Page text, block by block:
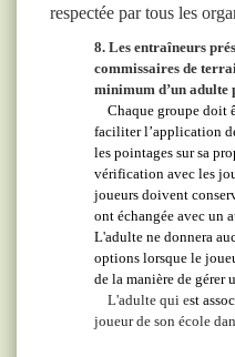
respectée par tous les
8. Les entraîneurs
commissaires de
minimum d’un adulte
Chaque groupe doit
faciliter l’application
les pointages sur sa
vérification avec les
joueurs doivent
ont échangée avec un
L'adulte ne donnera
options lorsque le
de la manière de gérer
L'adulte qui est
joueur de son école